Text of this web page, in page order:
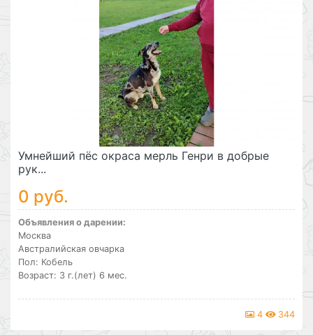
Умнейший пёс окраса мерль Генри в добрые
рук...
0 руб.
Объявления о дарении:
Москва
Австралийская овчарка
Пол: Кобель
Возраст: 3 г.(лет) 6 мес.
4 344